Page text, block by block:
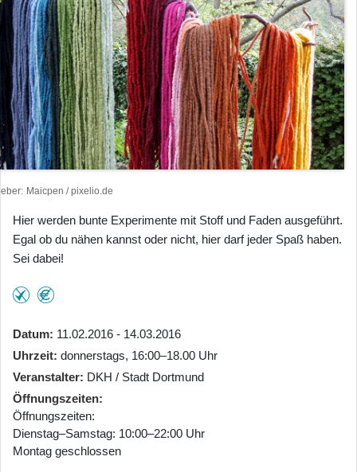
Maicpen / pixelio.de
Hier werden bunte Experimente mit Stoff und Faden ausgeführt.
Egal ob du nähen kannst oder nicht, hier darf jeder Spaß haben.
Sei dabei!
Datum 11.02.2016 - 14.03.2016
Uhrzeit donnerstags, 16:00–18.00 Uhr
Veranstalter DKH / Stadt Dortmund
Öffnungszeiten
Öffnungszeiten:
Dienstag–Samstag: 10:00–22:00 Uhr
Montag geschlossen